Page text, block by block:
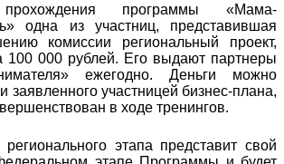
программы «Мама-
одна из участниц, представившая
комиссии региональный проект,
100 000 рублей. Его выдают партнеры
ежегодно. Деньги можно
заявленного участницей бизнес-плана,
в ходе тренингов.
этапа представит свой